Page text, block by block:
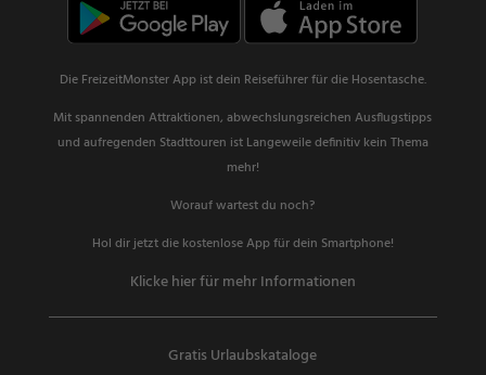
Die FreizeitMonster App ist dein Reiseführer für die Hosentasche.
Mit spannenden Attraktionen, abwechslungsreichen Ausflugstipps
und aufregenden Stadttouren ist Langeweile definitiv kein Thema
mehr!
Worauf wartest du noch?
Hol dir jetzt die kostenlose App für dein Smartphone!
Klicke hier für mehr Informationen
Gratis Urlaubskataloge